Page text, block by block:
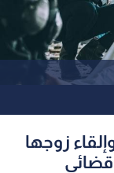
زوجها
قضائي